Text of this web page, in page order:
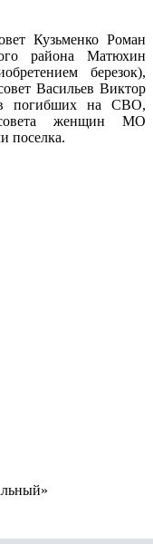
Кузьменко Роман
района Матюхин
березок),
Васильев Виктор
погибших на СВО,
совета женщин МО
поселка.